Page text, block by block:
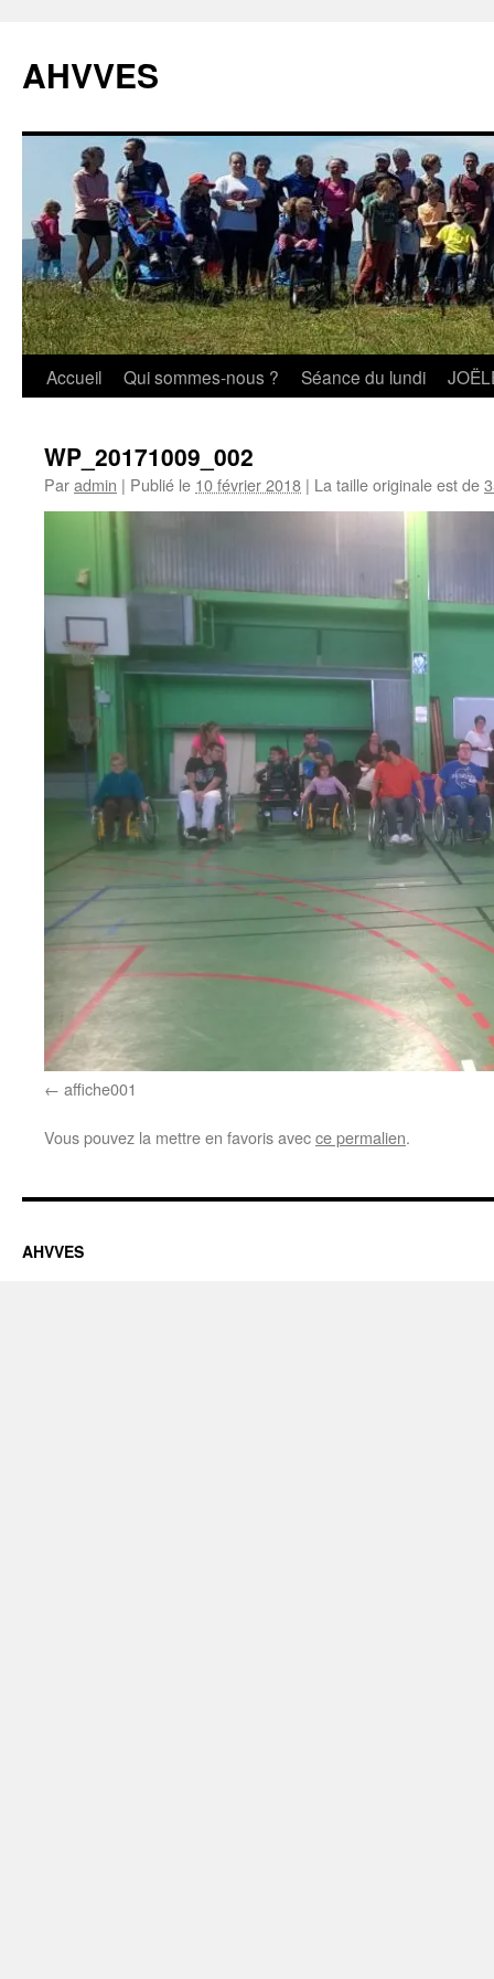
contenu
AHVVES
Accueil Qui sommes-nous ? Séance du lundi
WP_20171009_002
Paradmin | Publié le 10 février 2018 | La taille originale est de
affiche001
Vous pouvez la mettre en favoris avecce permalien.
AHVVES